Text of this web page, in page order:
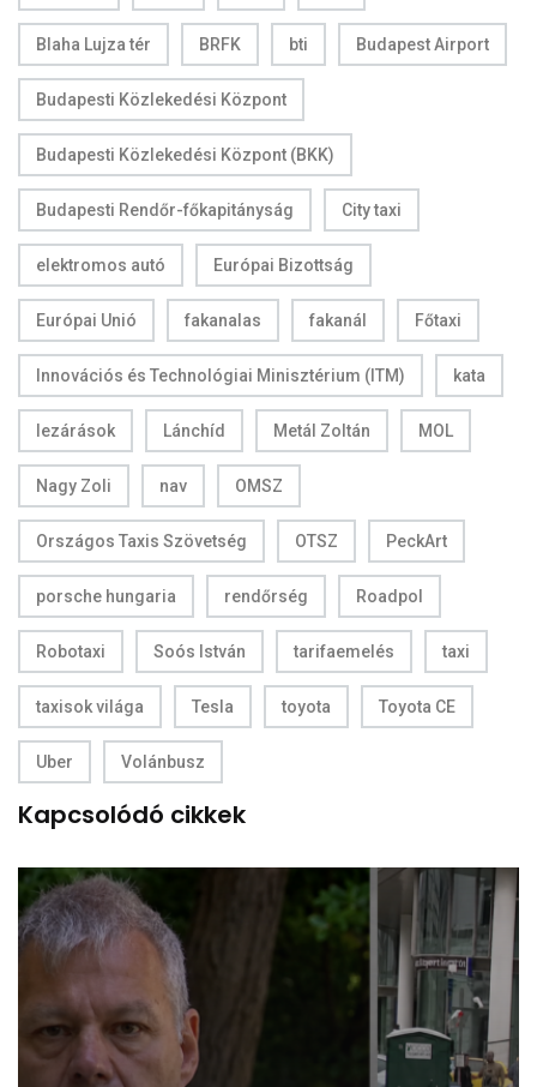
Blaha Lujza tér BRFK bti Budapest Airport
Budapesti Közlekedési Központ
Budapesti Közlekedési Központ (BKK)
Budapesti Rendőr-főkapitányság City taxi
elektromos autó Európai Bizottság
Európai Unió fakanalas fakanál Főtaxi
Innovációs és Technológiai Minisztérium (ITM) kata
lezárások Lánchíd Metál Zoltán MOL
Nagy Zoli nav OMSZ
Országos Taxis Szövetség OTSZ PeckArt
porsche hungaria rendőrség Roadpol
Robotaxi Soós István tarifaemelés taxi
taxisok világa Tesla toyota Toyota CE
Uber Volánbusz
Kapcsolódó cikkek